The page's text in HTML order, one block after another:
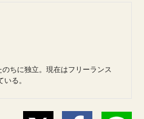
ちに独立。現在はフリーランス
る。